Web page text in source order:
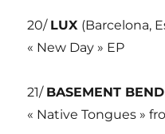
20/ LUX (Barcelona,
« New Day » EP
21/ BASEMENT
« Native Tongues »